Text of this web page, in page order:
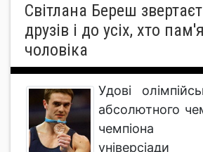
Світлана Береш
друзів і до усіх, хто
чоловіка
Удові
абсолютного
чемпіона
універсіади